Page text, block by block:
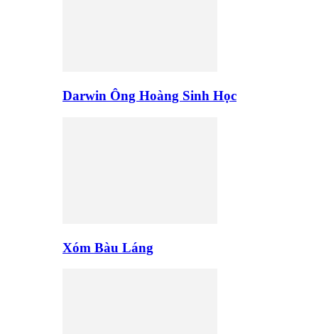
Darwin Ông Hoàng Sinh Học
Xóm Bàu Láng